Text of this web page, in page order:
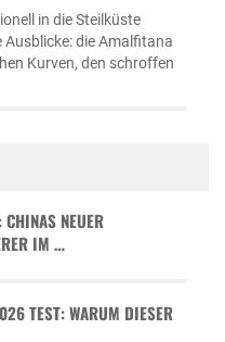
in die Steilküste
die Amalfitana
Kurven, den schroffen
NEUER
IM …
TEST: WARUM DIESER